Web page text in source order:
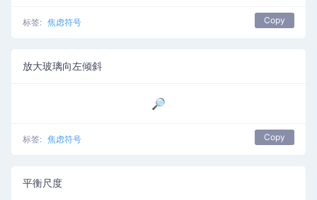
标签: 焦虑符号 Copy
放大玻璃向左倾斜
🔎
标签: 焦虑符号 Copy
平衡尺度